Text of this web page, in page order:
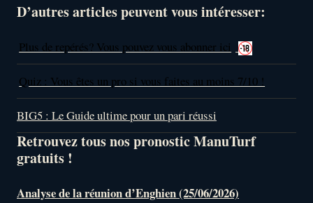
D’autres articles peuvent vous intéresser:
Plus de repérés? Vous pouvez vous abonner ici
Quiz : Vous êtes un pro si vous faites au moins 7/10 !
BIG5 : Le Guide ultime pour un pari réussi
Retrouvez tous nos pronostic ManuTurf
gratuits !
Analyse de la réunion d’Enghien (25/06/2026)